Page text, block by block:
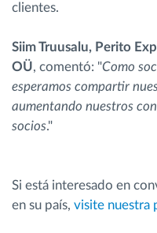
clientes.
Siim Truusalu, Perito
OÜ, comentó: "Como
esperamos compartir
aumentando nuestros
socios."
Si está interesado en
en su país, visite nuestra